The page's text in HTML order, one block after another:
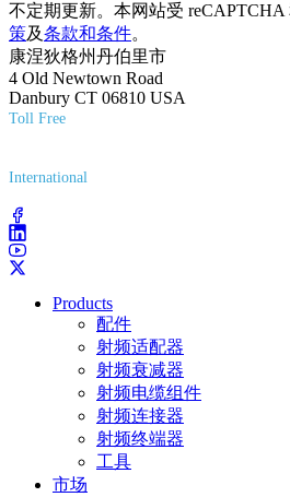
不定期更新。本网站受 reCAPTCHA
策及条款和条件。
康涅狄格州丹伯里市
4 Old Newtown Road
Danbury CT 06810 USA
Toll Free
International
Products
配件
射频适配器
射频衰减器
射频电缆组件
射频连接器
射频终端器
工具
市场